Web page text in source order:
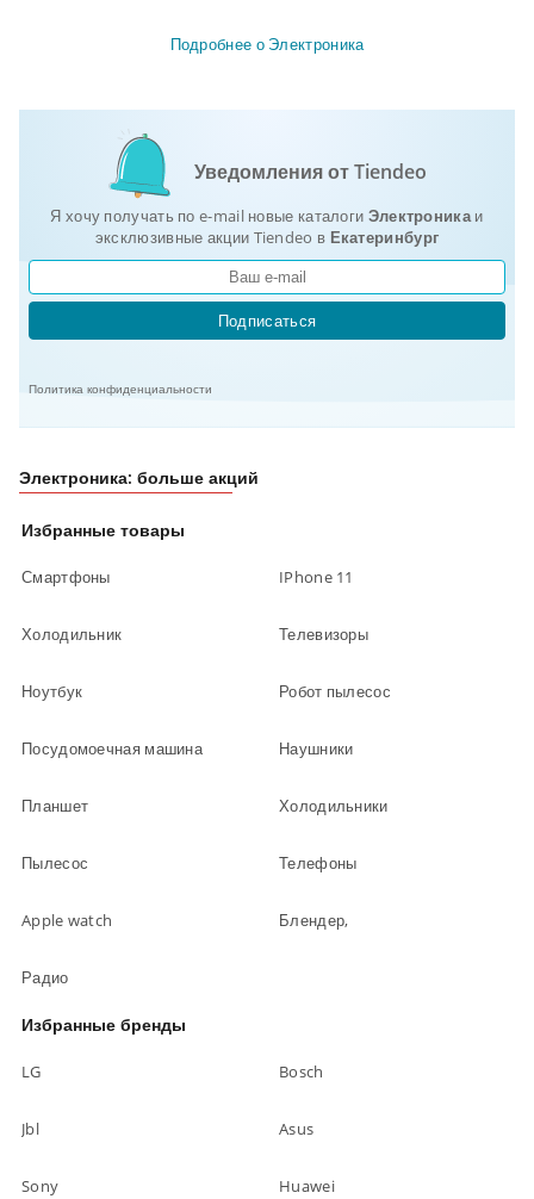
Подробнее о Электроника
Уведомления от Tiendeo
Я хочу получать по e-mail новые каталоги Электроникаи
эксклюзивные акции Tiendeo в Екатеринбург
Подписаться
Политика конфиденциальности
Электроника: больше акций
Избранные товары
Смартфоны IPhone 11
Холодильник Телевизоры
Ноутбук Робот пылесос
Посудомоечная машина Наушники
Планшет Холодильники
Пылесос Телефоны
Apple watch Блендер,
Радио
Избранные бренды
LG Bosch
Jbl Asus
Sony Huawei